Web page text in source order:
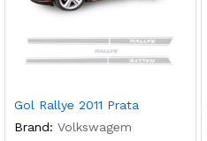
Gol Rallye 2011 Prata
Brand: Volkswagem